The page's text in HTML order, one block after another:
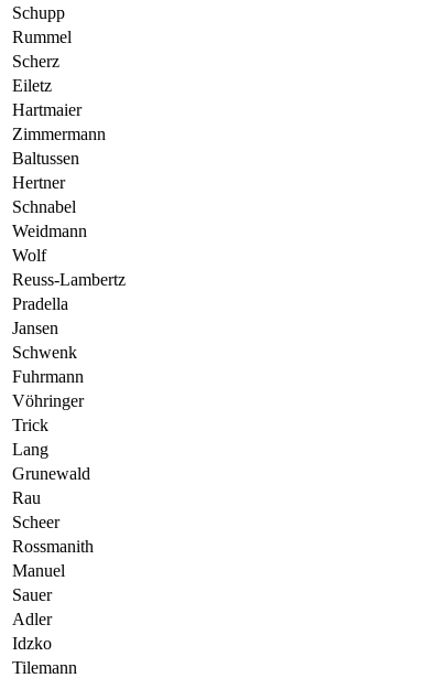
Schupp
Rummel
Scherz
Eiletz
Hartmaier
Zimmermann
Baltussen
Hertner
Schnabel
Weidmann
Wolf
Reuss-Lambertz
Pradella
Jansen
Schwenk
Fuhrmann
Vöhringer
Trick
Lang
Grunewald
Rau
Scheer
Rossmanith
Manuel
Sauer
Adler
Idzko
Tilemann